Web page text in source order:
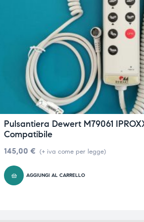
Pulsantiera Dewert M79061
Compatibile
145,00 € (+ iva come per legge)
AGGIUNGI AL CARRELLO